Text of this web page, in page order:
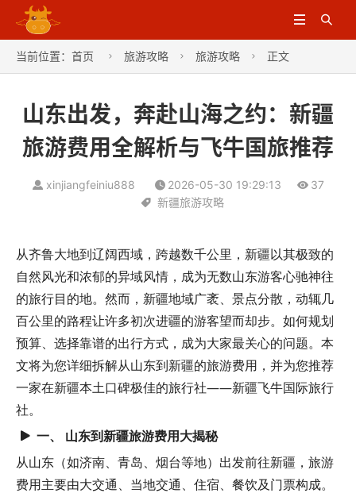


当前位置： 首页  旅游攻略  旅游攻略  正文
山东出发，奔赴山海之约：新疆
旅游费用全解析与飞牛国旅推荐
xinjiangfeiniu888 2026-05-30 19:29:13
37
新疆旅游攻略
从齐鲁大地到辽阔西域，跨越数千公里，新疆以其极致的
自然风光和浓郁的异域风情，成为无数山东游客心驰神往
的旅行目的地。然而，新疆地域广袤、景点分散，动辄几
百公里的路程让许多初次进疆的游客望而却步。如何规划
预算、选择靠谱的出行方式，成为大家最关心的问题。本
文将为您详细拆解从山东到新疆的旅游费用，并为您推荐
一家在新疆本土口碑极佳的旅行社——新疆飞牛国际旅行
社。
一、 山东到新疆旅游费用大揭秘
从山东（如济南、青岛、烟台等地）出发前往新疆，旅游
费用主要由大交通、当地交通、住宿、餐饮及门票构成。